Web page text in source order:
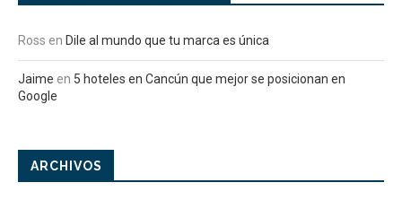
Ross en Dile al mundo que tu marca es única
Jaime en 5 hoteles en Cancún que mejor se posicionan en
Google
ARCHIVOS